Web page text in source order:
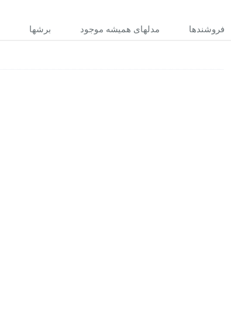
برشها مدلهاى هميشه موجود فروشندها